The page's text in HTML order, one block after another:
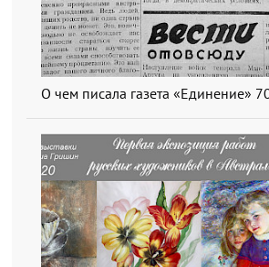
О чем писала газета «Единение»